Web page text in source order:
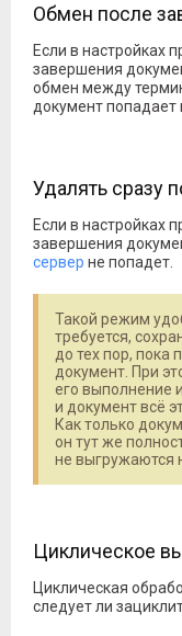
Обмен после
Если в настройках
завершения
обмен между
документ попадает
Удалять сразу
Если в настройках
завершения
сервер не попадет.
Такой режим
требуется,
до тех пор, пока
документ. При
его выполнение
и документ всё
Как только
он тут же
не выгружаются
Циклическое
Циклическая
следует ли